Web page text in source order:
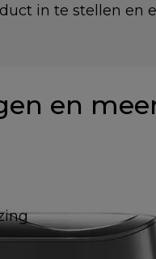
in te stellen en
en